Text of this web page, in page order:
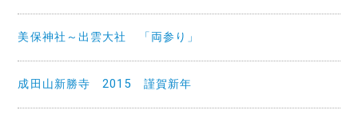
美保神社～出雲大社 「両参り」
成田山新勝寺 2015 謹賀新年